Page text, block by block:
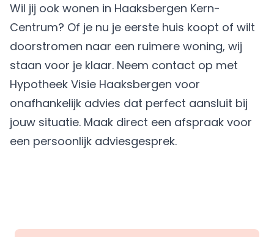
Wil jij ook wonen in Haaksbergen Kern-
Centrum? Of je nu je eerste huis koopt of wilt
doorstromen naar een ruimere woning, wij
staan voor je klaar. Neem contact op met
Hypotheek Visie Haaksbergen voor
onafhankelijk advies dat perfect aansluit bij
jouw situatie. Maak direct een afspraak voor
een persoonlijk adviesgesprek.